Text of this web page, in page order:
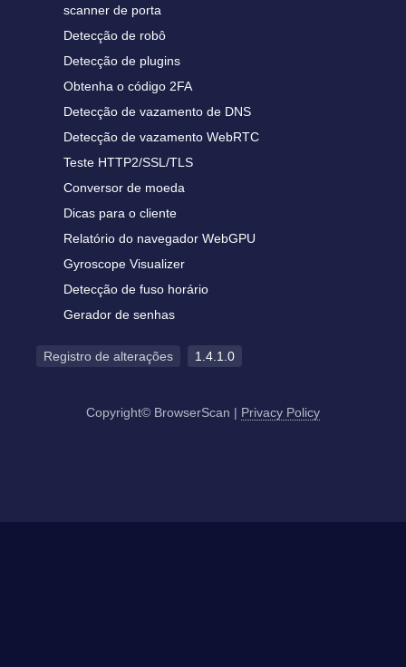
scanner de porta
Detecção de robô
Detecção de plugins
Obtenha o código 2FA
Detecção de vazamento de DNS
Detecção de vazamento WebRTC
Teste HTTP2/SSL/TLS
Conversor de moeda
Dicas para o cliente
Relatório do navegador WebGPU
Gyroscope Visualizer
Detecção de fuso horário
Gerador de senhas
Registro de alterações 1.4.1.0
Copyright© BrowserScan | Privacy Policy